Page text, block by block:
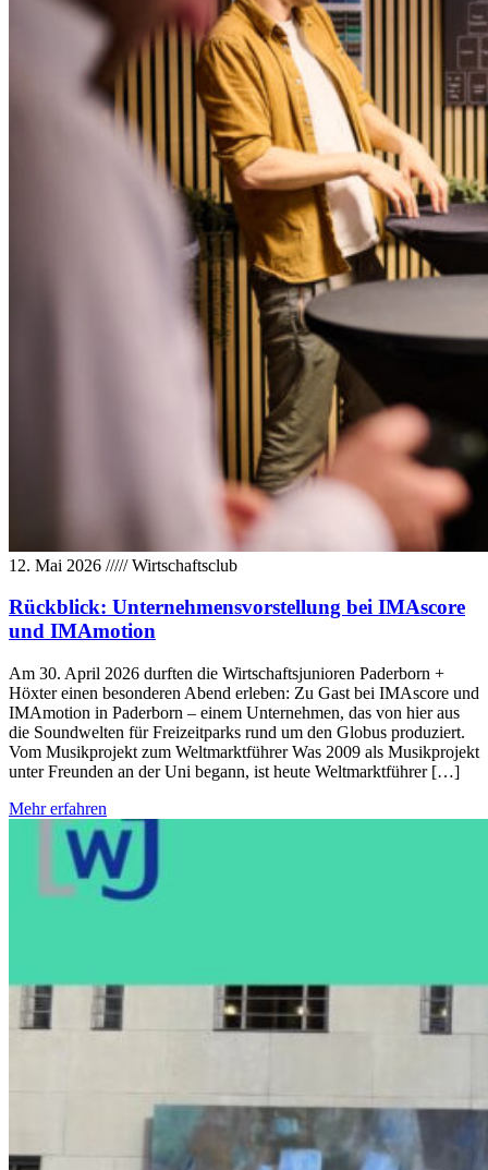
12. Mai 2026 /////Wirtschaftsclub
Rückblick: Unternehmensvorstellung bei IMAscore
und IMAmotion
Am 30. April 2026 durften die Wirtschaftsjunioren Paderborn +
Höxter einen besonderen Abend erleben: Zu Gast bei IMAscore und
IMAmotion in Paderborn – einem Unternehmen, das von hier aus
die Soundwelten für Freizeitparks rund um den Globus produziert.
Vom Musikprojekt zum Weltmarktführer Was 2009 als Musikprojekt
unter Freunden an der Uni begann, ist heute Weltmarktführer […]
Mehr erfahren